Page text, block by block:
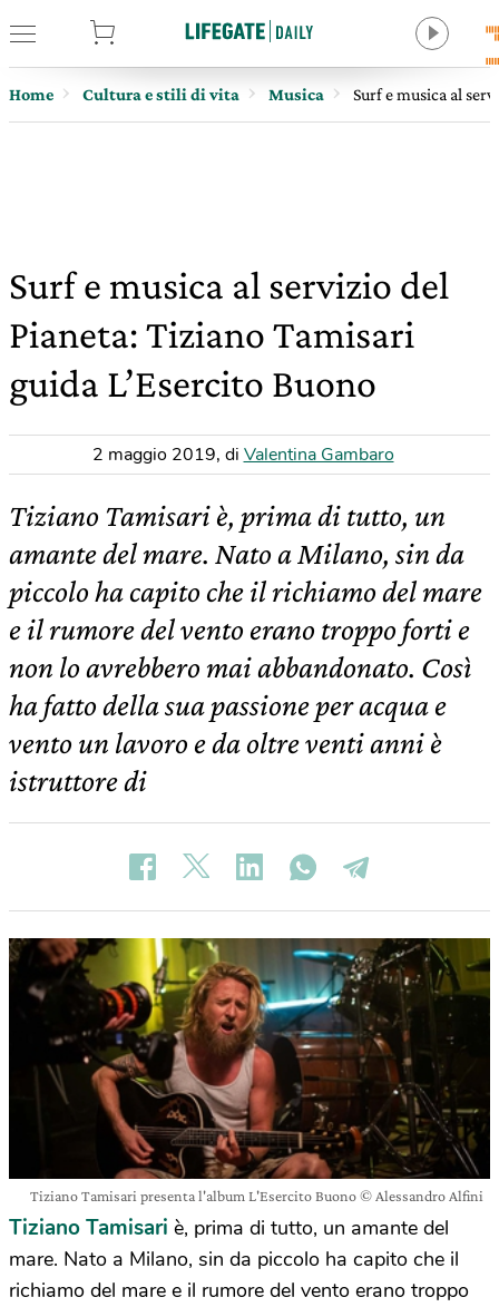
Home Cultura e stili di vita Musica Surf e musica al
Surf e musica al servizio del
Pianeta: Tiziano Tamisari
guida L’Esercito Buono
2 maggio 2019, di Valentina Gambaro
Tiziano Tamisari è, prima di tutto, un
amante del mare. Nato a Milano, sin da
piccolo ha capito che il richiamo del mare
e il rumore del vento erano troppo forti e
non lo avrebbero mai abbandonato. Così
ha fatto della sua passione per acqua e
vento un lavoro e da oltre venti anni è
istruttore di
Tiziano Tamisari presenta l'album L'Esercito Buono © Alessandro Alfini
Tiziano Tamisari è, prima di tutto, un amante del
mare. Nato a Milano, sin da piccolo ha capito che il
richiamo del mare e il rumore del vento erano troppo